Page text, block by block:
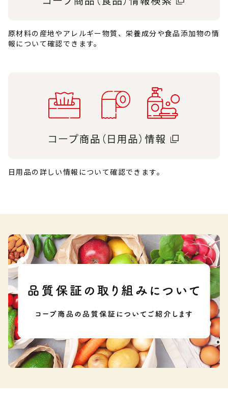
原材料の産地やアレルギー物質、栄養成分や食品添加物の情
報について確認できます。
日用品の詳しい情報について確認できます。